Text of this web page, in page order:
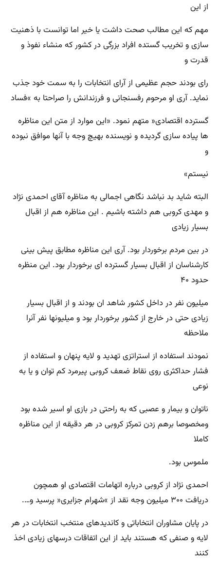
از این
مهم که این مطالب صحت داشت یا خیر اما توانست با ذهنیت
سازی و تخریب گستده افراد بزرگی در کشور که منشاء نفوذ و
قدرت و
رای بودند حجم عظیمی از آرای انتخابات را به سمت خود جذب
نماید. آری او مرحوم رفسنجانی و فرزندانش را صراحتا به »فساد
گسترده اقتصادی« متهم نمود. «این موارد از متن این مناظره
ها پیاده سازی گردیده و نویسنده بهیچ وجه با آنها موافق نبوده
و
نیستم»
البته شاید بد نباشد نگاهی اجمالی به مناظره آقای احمدی نژاد
و مهدی کروبی هم داشته باشیم . این مناظره هم از اقبال
بسیار زیادی
در بین مردم برخوردار بود. آری این مناظره مطابق پیش بینی
کارشناسان از اقبال بسیار گسترده ای برخوردار بود. این منظره
حدود ۴۰
میلیون نفر در داخل کشور شاهد ان بودند و از اقبال بسیار
زیادی حتی در خارج از کشور برخوردار بود و میلیونها نفر آنرا
ملاحظه
نمودند استفاده از استراتزی تهدید و لایه پنهان و استفاده از
فشار حداکثری روی نقاط ضعف کروبی پیرمرد کم توان و یا به
نوعی
ناتوان و بیمار و عصبی که به راحتی در بازی او اسیر شده بود
ومخصوصا برهم زدن تمرکز کروبی در هر دقیقه از این مناظره
کاملا
ملموس بود.
احمدی نژاد از کروبی درباره اتهامات اقتصادی او همچون
دریافت ۳۰۰ میلیون وجه نقد از »شهرام جزایری« پرسید و….
در پایان مشاوران انتخاباتی و کاندیدهای منتخب انتخابات در هر
لایه و صنفی که هستند باید از این اتفاقات درسهای زیادی اخذ
کنند